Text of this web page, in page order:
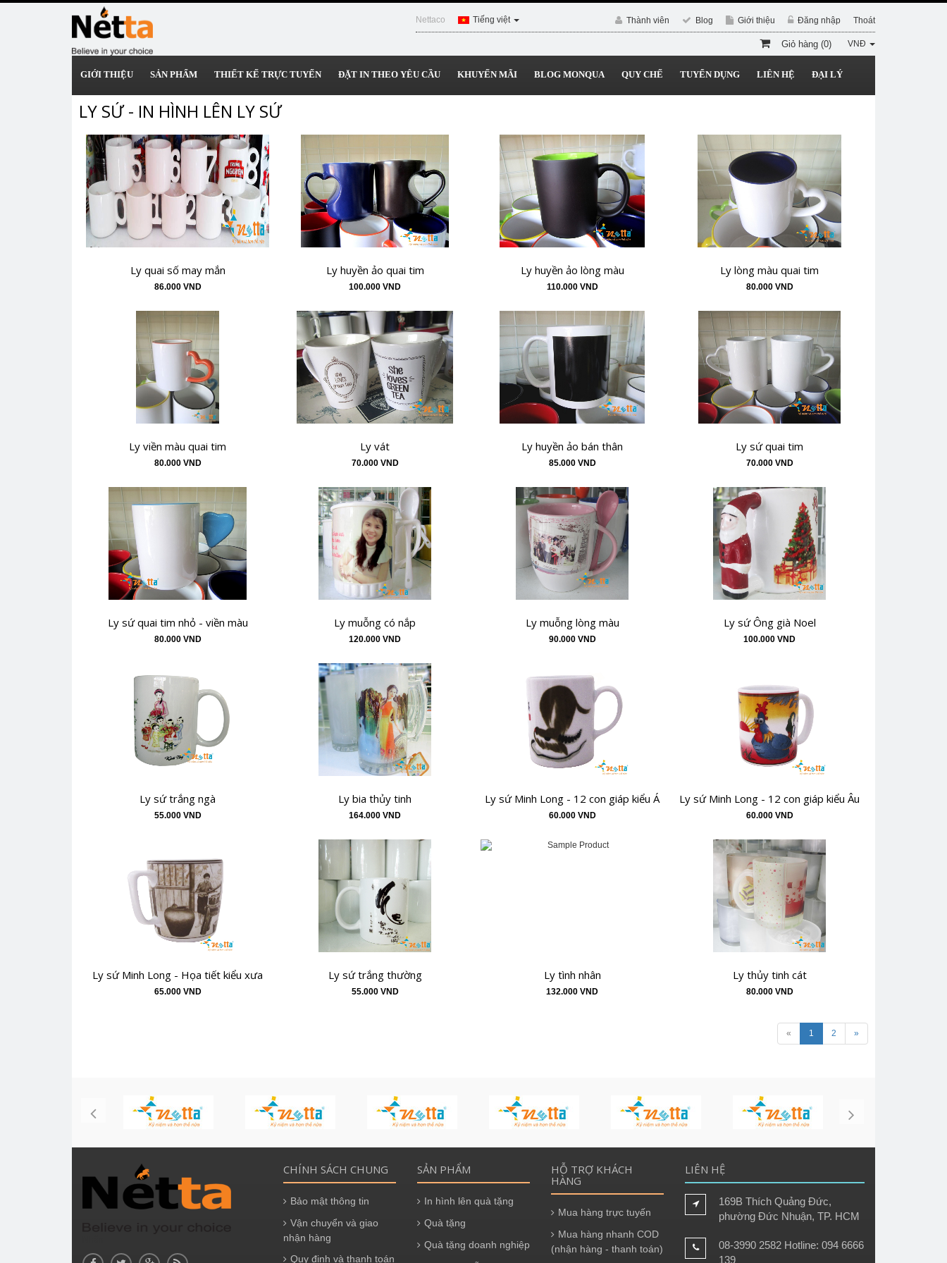
Nettaco Tiếng việt Thành viên Blog Giới thiệu Đăng nhập Thoát
VNĐ
Giỏ hàng (0)
GIỚI THIỆU SẢN PHẨM THIẾT KẾ TRỰC TUYẾN ĐẶT IN THEO YÊU CẦU KHUYẾN MÃI BLOG MONQUA QUY CHẾ TUYỂN DỤNG LIÊN HỆ ĐẠI LÝ
LY SỨ - IN HÌNH LÊN LY SỨ
Ly quai số may mắn
86.000 VND
Ly huyền ảo quai tim
100.000 VND
Ly huyền ảo lòng màu
110.000 VND
Ly lòng màu quai tim
80.000 VND
Ly viền màu quai tim
80.000 VND
Ly vát
70.000 VND
Ly huyền ảo bán thân
85.000 VND
Ly sứ quai tim
70.000 VND
Ly sứ quai tim nhỏ - viền màu
80.000 VND
Ly muỗng có nắp
120.000 VND
Ly muỗng lòng màu
90.000 VND
Ly sứ Ông già Noel
100.000 VND
Ly sứ trắng ngà
55.000 VND
Ly bia thủy tinh
164.000 VND
Ly sứ Minh Long - 12 con giáp kiểu Á
60.000 VND
Ly sứ Minh Long - 12 con giáp kiểu Âu
60.000 VND
Ly sứ Minh Long - Họa tiết kiểu xưa
65.000 VND
Ly sứ trắng thường
55.000 VND
Ly tình nhân
132.000 VND
Ly thủy tinh cát
80.000 VND
« 1 2 »
CHÍNH SÁCH CHUNG
Bảo mật thông tin
Vận chuyển và giao
nhận hàng
Quy định và thanh toán
SẢN PHẨM
In hình lên quà tặng
Quà tặng
Quà tặng doanh nghiệp
HỖ TRỢ KHÁCH
HÀNG
Mua hàng trực tuyến
Mua hàng nhanh COD
(nhận hàng - thanh toán)
LIÊN HỆ
169B Thích Quảng Đức,
phường Đức Nhuận, TP. HCM
08-3990 2582 Hotline: 094 6666
139